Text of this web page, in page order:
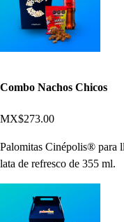
Combo Nachos Chicos
MX$273.00
Palomitas Cinépolis® para
lata de refresco de 355 ml.